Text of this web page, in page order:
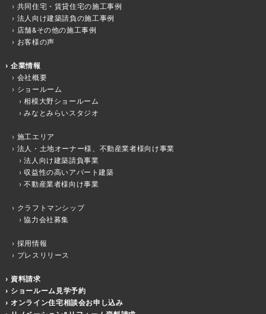
共同住宅・賃貸住宅の施工事例
法人向け建築請負の施工事例
店舗&その他の施工事例
お客様の声
企業情報
会社概要
ショールーム
相模大野ショールーム
みなとみらいスタジオ
施工エリア
法人・土地オーナー様、不動産業者様向け事業
法人向け建築請負事業
収益性の高いアパート建築
不動産業者様向け事業
クラフトマンシップ
協力会社募集
採用情報
プレスリリース
資料請求
ショールーム見学予約
オンライン住宅相談会お申し込み